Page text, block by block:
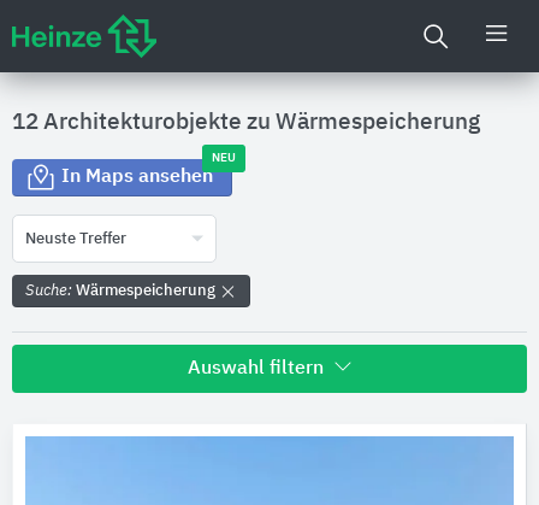
12 Architekturobjekte zu Wärmespeicherung
In Maps ansehen
NEU
Neuste Treffer
Suche: Wärmespeicherung
Auswahl filtern